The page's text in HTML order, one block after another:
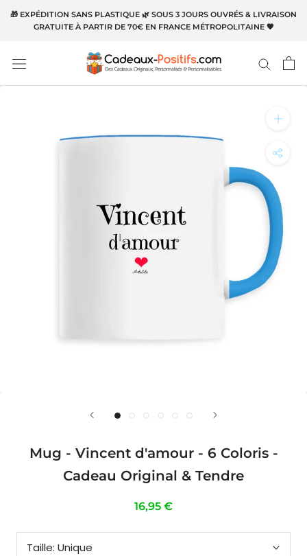
Aller🎁 EXPÉDITION SANS PLASTIQUE 🌿 SOUS 3 JOURS OUVRÉS & LIVRAISON
GRATUITE À PARTIR DE 70€ EN FRANCE MÉTROPOLITAINE 🧡
Mug - Vincent d'amour - 6 Coloris -
Cadeau Original & Tendre
16,95 €
Taille: Unique